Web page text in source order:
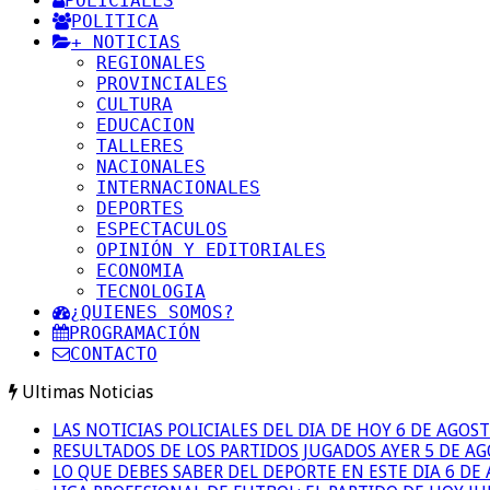
POLITICA
+ NOTICIAS
REGIONALES
PROVINCIALES
CULTURA
EDUCACION
TALLERES
NACIONALES
INTERNACIONALES
DEPORTES
ESPECTACULOS
OPINIÓN Y EDITORIALES
ECONOMIA
TECNOLOGIA
¿QUIENES SOMOS?
PROGRAMACIÓN
CONTACTO
Ultimas Noticias
LAS NOTICIAS POLICIALES DEL DIA DE HOY 6 DE
RESULTADOS DE LOS PARTIDOS JUGADOS AYER 5 DE
LO QUE DEBES SABER DEL DEPORTE EN ESTE DIA 6 DE